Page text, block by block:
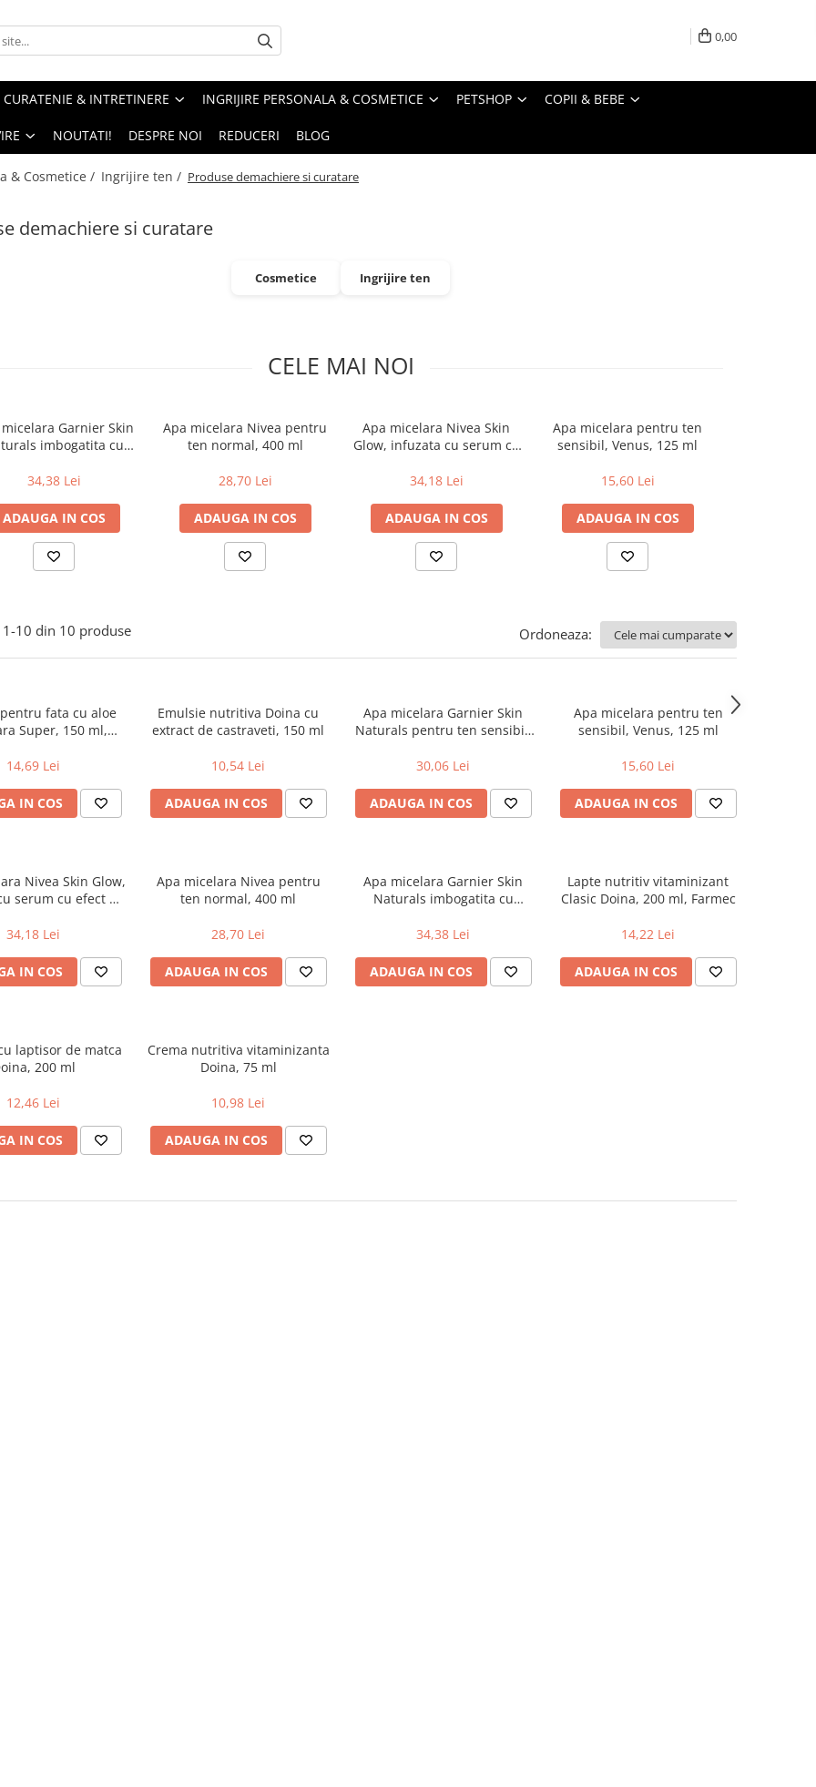
0,00
CURATENIE & INTRETINERE INGRIJIRE PERSONALA & COSMETICE PETSHOP COPII & BEBE
NOUTATI! DESPRE NOI REDUCERI BLOG
& Cosmetice / Ingrijire ten / Produse demachiere si curatare
demachiere si curatare
Cosmetice Ingrijire ten
CELE MAI NOI
Garnier Skin
imbogatita cu
34,38 Lei
ADAUGA IN COS
Apa micelara Nivea pentru
ten normal, 400 ml
28,70 Lei
ADAUGA IN COS
Apa micelara Nivea Skin
Glow, infuzata cu serum cu
34,18 Lei
ADAUGA IN COS
Apa micelara pentru ten
sensibil, Venus, 125 ml
15,60 Lei
ADAUGA IN COS
1-10 din 10 produse Ordoneaza:
fata cu aloe
Super, 150 ml,
14,69 Lei
IN COS
Emulsie nutritiva Doina cu
extract de castraveti, 150 ml
10,54 Lei
ADAUGA IN COS
Apa micelara Garnier Skin
Naturals pentru ten sensibil,
30,06 Lei
ADAUGA IN COS
Apa micelara pentru ten
sensibil, Venus, 125 ml
15,60 Lei
ADAUGA IN COS
Nivea Skin Glow,
serum cu efect de
34,18 Lei
IN COS
Apa micelara Nivea pentru
ten normal, 400 ml
28,70 Lei
ADAUGA IN COS
Apa micelara Garnier Skin
Naturals imbogatita cu
34,38 Lei
ADAUGA IN COS
Lapte nutritiv vitaminizant
Clasic Doina, 200 ml, Farmec
14,22 Lei
ADAUGA IN COS
laptisor de matca
200 ml
12,46 Lei
IN COS
Crema nutritiva vitaminizanta
Doina, 75 ml
10,98 Lei
ADAUGA IN COS